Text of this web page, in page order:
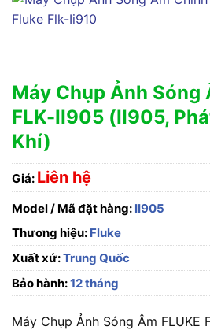
Máy Chụp Ảnh Sóng
FLK-II905 (II905,
Khí)
Giá: Liên hệ
Model / Mã đặt hàng: II905
Thương hiệu: Fluke
Xuất xứ:Trung Quốc
Bảo hành:12 tháng
Máy Chụp Ảnh Sóng Âm FLUKE